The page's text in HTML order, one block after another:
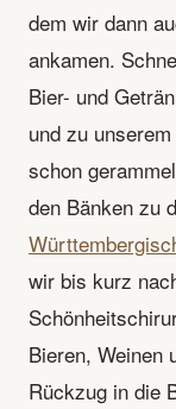
dem wir dann
ankamen.
Bier- und
und zu
schon
den Bänken zu
wir bis kurz
Bieren, Weinen
Rückzug in die